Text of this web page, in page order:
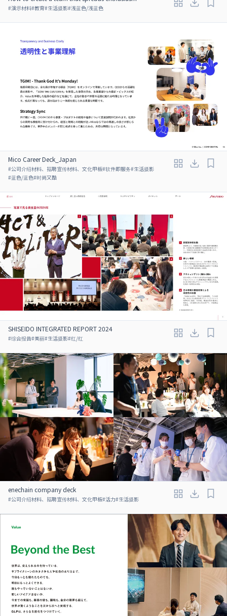
#演示材料#教育#生活摄影#浅蓝色/浅蓝色
Mico Career Deck_Japan
#公司介绍材料、招聘宣传材料、文化甲板#软件即服务#生活摄影
#蓝色/蓝色#时尚又酷
SHISEIDO INTEGRATED REPORT 2024
#综合报告#美丽#生活摄影#红/红
enechain company deck
#公司介绍材料、招聘宣传材料、文化甲板#活力#生活摄影